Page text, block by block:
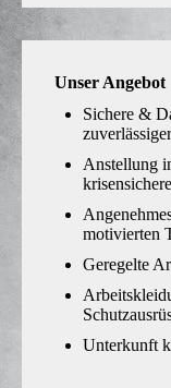
Unser Angebot
Sichere &
Anstellung
motivierten
Geregelte
Unterkunft